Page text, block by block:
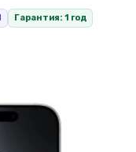
Гарантия: 1 год